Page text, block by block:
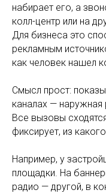
набирает его, а
колл-центр или на
Для бизнеса это
рекламным
как человек нашел
Смысл прост:
каналах — наружная
Все вызовы
фиксирует, из
Например, у
площадки. На
радио — другой, в